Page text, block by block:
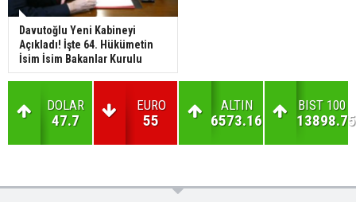
Davutoğlu Yeni Kabineyi
Açıkladı! İşte 64. Hükümetin
İsim İsim Bakanlar Kurulu
DOLAR
47.7
EURO
55
ALTIN
6573.16
BIST 100
13898.75